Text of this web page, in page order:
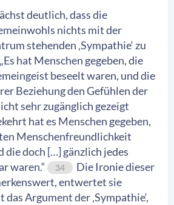
deutlich, dass die
nichts mit der
stehenden ‚Sympathie‘ zu
hat Menschen gegeben, die
beseelt waren, und die
Beziehung den Gefühlen der
sehr zugänglich gezeigt
hat es Menschen gegeben,
Menschenfreundlichkeit
doch […] gänzlich jedes
waren.“
34
Die Ironie dieser
entwertet sie
Argument der ‚Sympathie‘,